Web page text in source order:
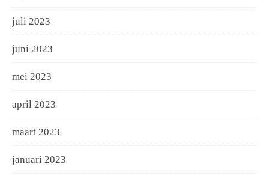
juli 2023
juni 2023
mei 2023
april 2023
maart 2023
januari 2023